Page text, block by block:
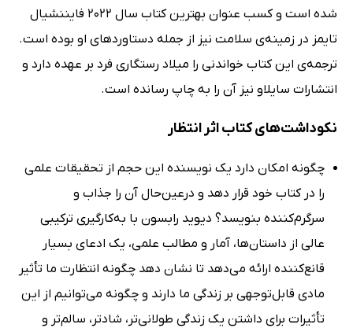
شده‌ است و کسب عنوان بهترین کتاب سال 2022 فایننشیال
تایمز در زمینه‌ی سلامت نیز از جمله دستاوردهای او بوده است.
ترجمه‌ی این کتاب خواندنی را میلاد رستگاری فرد بر عهده دارد و
انتشارات سایلاو نیز آن را به چاپ رسانده‌ است.
نکوداشت‌های کتاب اثر انتظار
چگونه امکان دارد یک نویسنده این حجم از تحقیقات علمی
را در کتاب خود قرار دهد و درعین‌حال آن را جذاب و
سرگرم‌کننده بنویسد؟ دیوید رابسون با به‌کارگیری ترکیبی
عالی از داستان‌ها، آمار و مطالب علمی، یک ادعای بسیار
قانع‌کننده ارائه می‌دهد تا نشان دهد چگونه انتظارت ما تأثیر
مادی قابل‌توجهی بر زندگی ما دارند و چگونه می‌توانیم از این
تأثیرات برای داشتن یک زندگی طولانی‌تر، شادتر، سالم‌تر و